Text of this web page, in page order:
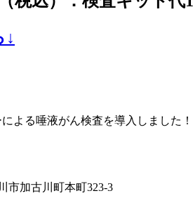
よる唾液がん検査を導入しました！
市加古川町本町323-3